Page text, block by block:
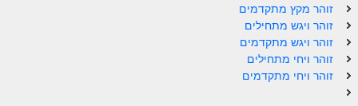
הזוהר הקדוש וישב מתחילים
הזוהר הקדוש וישב מתקדמים
הזוהר הקדוש מקץ מתחילים
זוהר מקץ מתקדמים
זוהר ויגש מתחילים
זוהר ויגש מתקדמים
זוהר ויחי מתחילים
זוהר ויחי מתקדמים